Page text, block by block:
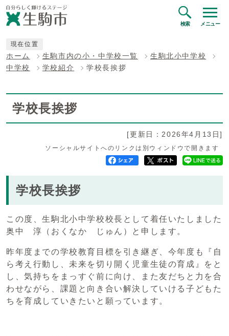
検索 メニュー
現在位置
ホーム 生駒市内の小・中学校一覧
生駒北小中学校
中学校
学校紹介 学校長挨拶
学校長挨拶
[更新日：2026年4月13日]
ソーシャルサイトへのリンクは別ウィンドウで開きます
学校長挨拶
この度、生駒北小中学校校長として着任いたしました
奥中 淳（おくなか じゅん）と申します。
昨年度までの学校教育目標を引き継ぎ、今年度も『自
ら考え行動し、未来を切り開く児童生徒の育成』をと
し、気持ちをまっすぐ前に向け、また友だちと力を合
わせながら、課題と向き合い解決していける子どもた
ちを育成していきたいと願っています。